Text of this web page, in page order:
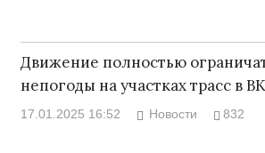
Движение полностью
непогоды на участках трасс в
17.01.2025 16:52 Новости 832